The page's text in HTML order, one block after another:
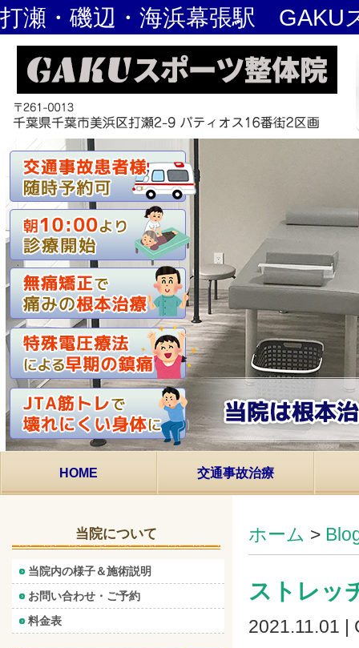
打瀬・磯辺・海浜幕張駅 GAKU
HOME 交通事故治療
ホーム >
ストレッ
2021.11.01 |
当院について
当院内の様子＆施術説明
お問い合わせ・ご予約
料金表